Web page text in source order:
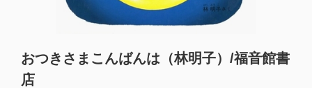
おつきさまこんばんは（林明子）/福音館書
店